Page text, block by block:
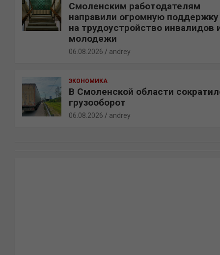
Смоленским работодателям
направили огромную поддержку
на трудоустройство инвалидов
молодежи
06.08.2026 andrey
ЭКОНОМИКА
В Смоленской области
грузооборот
06.08.2026 andrey